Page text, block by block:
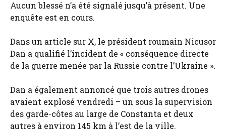
Aucun blessé n’a été signalé jusqu’à présent. Une
enquête est en cours.
Dans un article sur X, le président roumain Nicusor
Dan a qualifié l’incident de « conséquence directe
de la guerre menée par la Russie contre l’Ukraine ».
Dan a également annoncé que trois autres drones
avaient explosé vendredi – un sous la supervision
des garde-côtes au large de Constanta et deux
autres à environ 145 km à l’est de la ville.